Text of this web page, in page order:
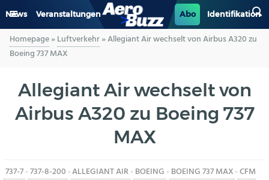
News Veranstaltungen Abo Identifikation
GENERAL AVIATION
LUFTVERKEHR
INDUSTRIE
Homepage»Luftverkehr»Allegiant Air wechselt von Airbus A320 zu
Boeing 737 MAX
Allegiant Air wechselt von
Airbus A320 zu Boeing 737
MAX
737-7-737-8-200 -ALLEGIANT AIR- BOEING - BOEING 737 MAX-CFM